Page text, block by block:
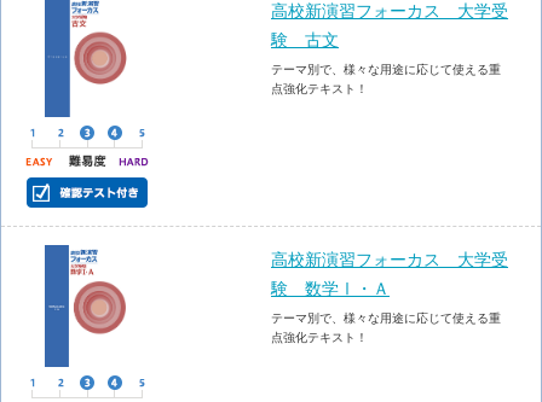
高校新演習フォーカス 大学受
験 古文
テーマ別で、様々な用途に応じて使える重
点強化テキスト！
高校新演習フォーカス 大学受
験 数学Ⅰ・Ａ
テーマ別で、様々な用途に応じて使える重
点強化テキスト！